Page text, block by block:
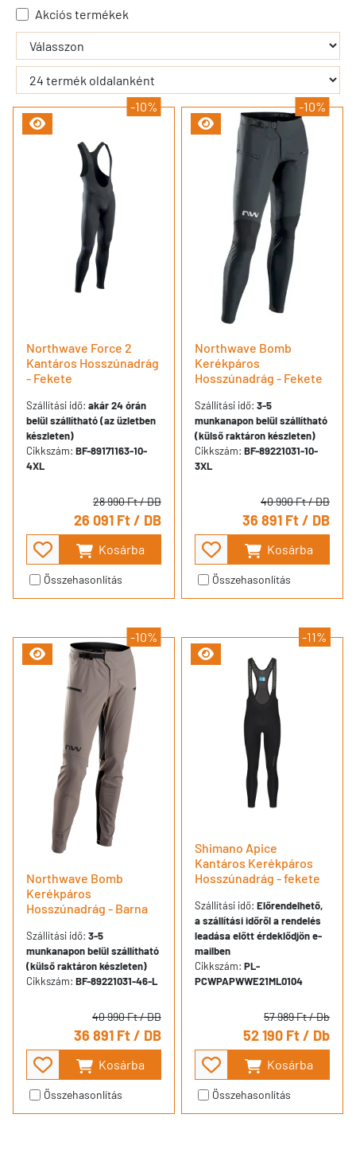
Akciós termékek
- - filter_submit - -
-10%
Northwave Force 2
Kantáros Hosszúnadrág
- Fekete
Szállítási idő: akár 24 órán
belül szállítható (az üzletben
készleten)
Cikkszám: BF-89171163-10-
4XL
28 990 Ft/ DB
26 091 Ft/ DB
Kosárba
Összehasonlítás
-10%
Northwave Bomb
Kerékpáros
Hosszúnadrág - Fekete
Szállítási idő: 3-5
munkanapon belül szállítható
(külső raktáron készleten)
Cikkszám: BF-89221031-10-
3XL
40 990 Ft/ DB
36 891 Ft/ DB
Kosárba
Összehasonlítás
-10%
Northwave Bomb
Kerékpáros
Hosszúnadrág - Barna
Szállítási idő: 3-5
munkanapon belül szállítható
(külső raktáron készleten)
Cikkszám: BF-89221031-46-L
40 990 Ft/ DB
36 891 Ft/ DB
Kosárba
Összehasonlítás
-11%
Shimano Apice
Kantáros Kerékpáros
Hosszúnadrág - fekete
Szállítási idő: Előrendelhető,
a szállítási időről a rendelés
leadása előtt érdeklődjön e-
mailben
Cikkszám: PL-
PCWPAPWWE21ML0104
57 989 Ft/ Db
52 190 Ft/ Db
Kosárba
Összehasonlítás